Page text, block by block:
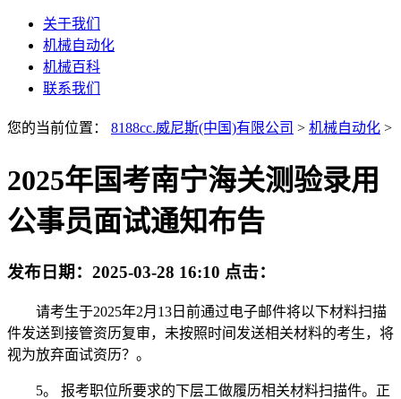
关于我们
机械自动化
机械百科
联系我们
您的当前位置： 8188cc.威尼斯(中国)有限公司 > 机械自动化 >
2025年国考南宁海关测验录用
公事员面试通知布告
发布日期： 2025-03-28 16:10 点击：
请考生于2025年2月13日前通过电子邮件将以下材料扫描
件发送到接管资历复审，未按照时间发送相关材料的考生，将
视为放弃面试资历？。
5。 报考职位所要求的下层工做履历相关材料扫描件。正